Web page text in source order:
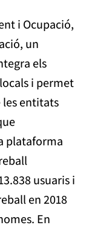
i Ocupació,
un
els
i permet
les entitats
plataforma
usuaris i
en 2018
En